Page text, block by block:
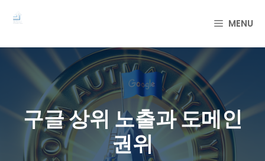
로
MENU
구글 상위 노출과 도메인
권위